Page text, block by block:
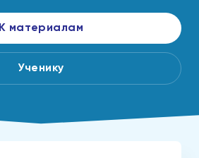
К материалам
Ученику